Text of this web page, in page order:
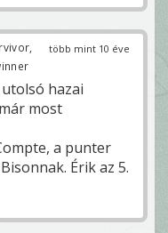
több mint 10 éve
hazai
most
a punter
Érik az 5.